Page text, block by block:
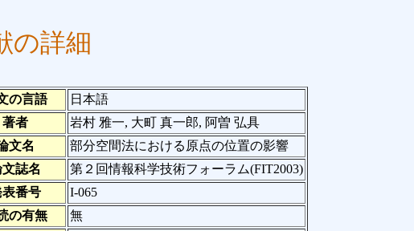
の詳細
の言語
日本語
著者
岩村 雅一, 大町 真一郎, 阿曽 弘具
文名
部分空間法における原点の位置の影響
誌名
第２回情報科学技術フォーラム(FIT2003)
表番号
I-065
の有無
無